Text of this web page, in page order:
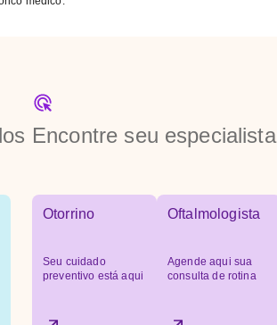
Encontre seu especialista
Otorrino
Seu cuidado
preventivo está aqui
Oftalmologista
Agende aqui sua
consulta de rotina